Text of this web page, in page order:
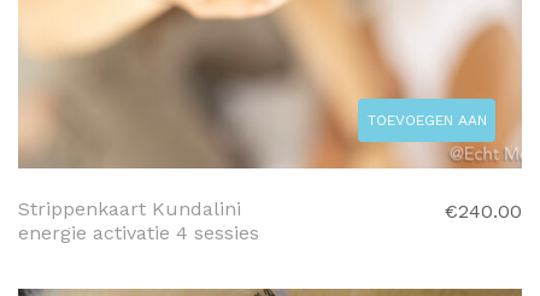
TOEVOEGEN AAN
WINKELWAGEN
Strippenkaart Kundalini
energie activatie 4 sessies
€240.00